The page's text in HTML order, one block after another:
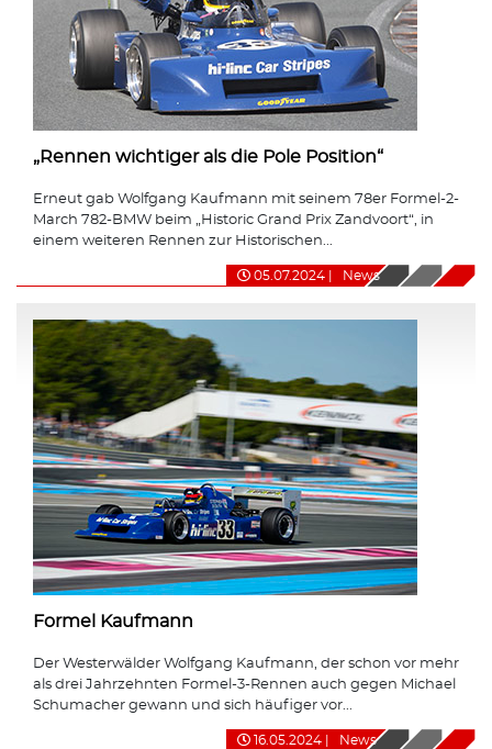
„Rennen wichtiger als die Pole Position“
Erneut gab Wolfgang Kaufmann mit seinem 78er Formel-2-
March 782-BMW beim „Historic Grand Prix Zandvoort“, in
einem weiteren Rennen zur Historischen...
05.07.2024 News
Formel Kaufmann
Der Westerwälder Wolfgang Kaufmann, der schon vor mehr
als drei Jahrzehnten Formel-3-Rennen auch gegen Michael
Schumacher gewann und sich häufiger vor...
16.05.2024 News